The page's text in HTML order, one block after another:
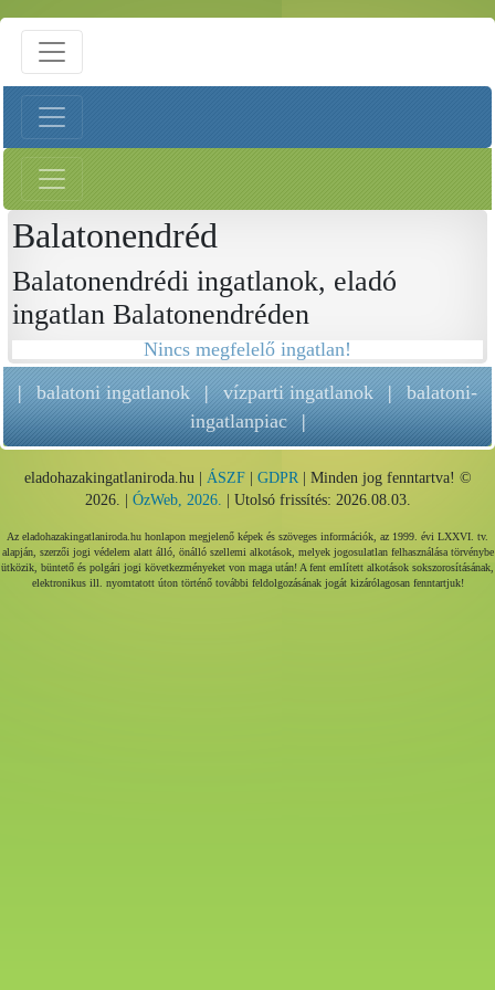
Balatonendréd
Balatonendrédi ingatlanok, eladó
ingatlan Balatonendréden
Nincs megfelelő ingatlan!
| balatoni ingatlanok | vízparti ingatlanok | balatoni-
ingatlanpiac |
eladohazakingatlaniroda.hu | ÁSZF| GDPR| Minden jog fenntartva! ©
2026. | ÓzWeb, 2026. | Utolsó frissítés: 2026.08.03.
Az eladohazakingatlaniroda.hu honlapon megjelenő képek és szöveges információk, az 1999. évi LXXVI. tv.
alapján, szerzői jogi védelem alatt álló, önálló szellemi alkotások, melyek jogosulatlan felhasználása törvénybe
ütközik, büntető és polgári jogi következményeket von maga után! A fent említett alkotások sokszorosításának,
elektronikus ill. nyomtatott úton történő további feldolgozásának jogát kizárólagosan fenntartjuk!